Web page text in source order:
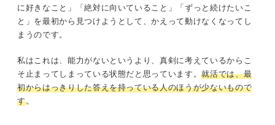
に好きなこと」「絶対に向いていること」「ずっと続けたいこ
と」を最初から見つけようとして、かえって動けなくなってし
まうのです。
私はこれは、能力がないというより、真剣に考えているからこ
そ止まってしまっている状態だと思っています。就活では、最
初からはっきりした答えを持っている人のほうが少ないもので
す。
「好きなこと」を無理に見つけなくても良い
企業が「やりたいこと」を聞くのはなぜか
「適職」よりも「納得感」で考えてみる